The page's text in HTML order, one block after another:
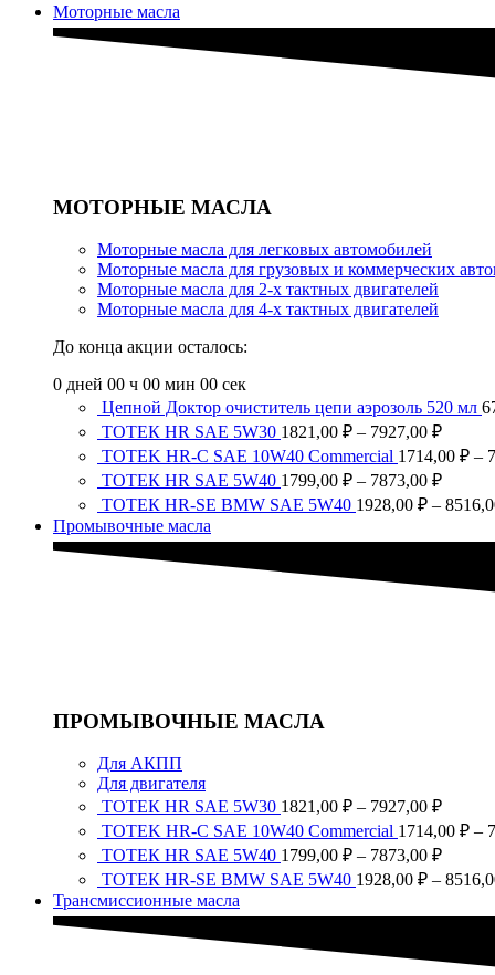
Моторные масла
МОТОРНЫЕ МАСЛА
Моторные масла для легковых автомобилей
Моторные масла для грузовых и коммерческих
Моторные масла для 2-х тактных двигателей
Моторные масла для 4-х тактных двигателей
До конца акции осталось:
0 дней 00 ч 00 мин 00 сек
Цепной Доктор очиститель цепи аэрозоль 520 мл
ТОТЕК HR SAE 5W30 1821,00 ₽ – 7927,00 ₽
цен:
1821,00
TOTEK HR-C SAE 10W40 Commercial 1714,00 ₽ –
ТОТЕК HR SAE 5W40 1799,00 ₽ – 7873,00 ₽
цен:
–
ТОТЕК HR-SE BMW SAE 5W40 1928,00 ₽ –
Промывочные масла
ПРОМЫВОЧНЫЕ МАСЛА
Для АКПП
Для двигателя
ТОТЕК HR SAE 5W30 1821,00 ₽ – 7927,00 ₽
цен:
1821,00
TOTEK HR-C SAE 10W40 Commercial 1714,00 ₽ –
ТОТЕК HR SAE 5W40 1799,00 ₽ – 7873,00 ₽
цен:
–
ТОТЕК HR-SE BMW SAE 5W40 1928,00 ₽ –
Трансмиссионные масла